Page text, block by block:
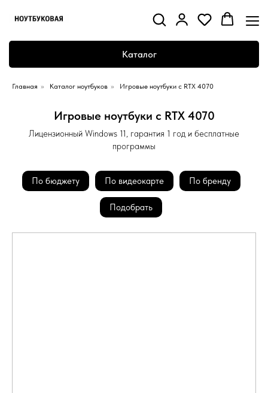
Каталог
Главная » Каталог ноутбуков » Игровые ноутбуки с RTX 4070
Игровые ноутбуки с RTX 4070
Лицензионный Windows 11, гарантия 1 год и бесплатные
программы
По бюджету По видеокарте По бренду
Подобрать